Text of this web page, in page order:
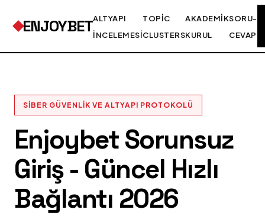
ENJOYBETALTYAPI
İNCELEMESI
TOPIC
CLUSTERS
AKADEMIK
KURUL
SORU-
CEVAP
SIBER GÜVENLIK VE ALTYAPI PROTOKOLÜ
Enjoybet Sorunsuz
Giriş - Güncel Hızlı
Bağlantı 2026